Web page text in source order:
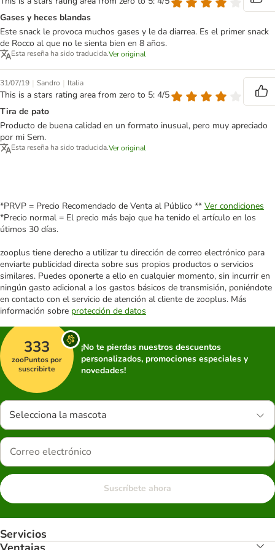
Gases y heces blandas
Este snack le provoca muchos gases y le da diarrea. Es el primer snack
de Rocco al que no le sienta bien en 8 años.
Esta reseña ha sido traducida.Ver original
31/07/19 | Sandro | Italia
This is a stars rating area from zero to 5: 4/5
Tira de pato
Producto de buena calidad en un formato inusual, pero muy apreciado
por mi Sem.
Esta reseña ha sido traducida.Ver original
*PRVP = Precio Recomendado de Venta al Público ** Ver condiciones
*Precio normal = El precio más bajo que ha tenido el artículo en los
útimos 30 días.
zooplus tiene derecho a utilizar tu dirección de correo electrónico para
enviarte publicidad directa sobre sus propios productos o servicios
similares. Puedes oponerte a ello en cualquier momento, sin incurrir en
ningún gasto adicional a los gastos básicos de transmisión, poniéndote
en contacto con el servicio de atención al cliente de zooplus. Más
información sobre protección de datos
333
zooPuntos por
suscribirte
¡No te pierdas nuestros descuentos
personalizados, promociones especiales y
novedades!
Selecciona la mascota
Suscríbete ahora
Servicios